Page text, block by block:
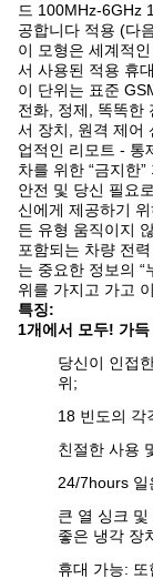
드 100MHz-6GHz
공합니다 적용 (다
이 모형은 세계적
서 사용된 적용 휴
이 단위는 표준
전화, 정제, 똑똑한
서 장치, 원격 제어
업적인 리모트 - 통
차를 위한 “금지한
안전 및 당신 필요
신에게 제공하기
든 유형 움직이지
포함되는 차량 전
는 중요한 정보의
위를 가지고 가고
특징:
1개에서 모두! 가
당신이 인접
위;
18 빈도의 각
친절한 사용
24/7hours 일
큰 열 싱크
좋은 냉각 장
휴대 가능: